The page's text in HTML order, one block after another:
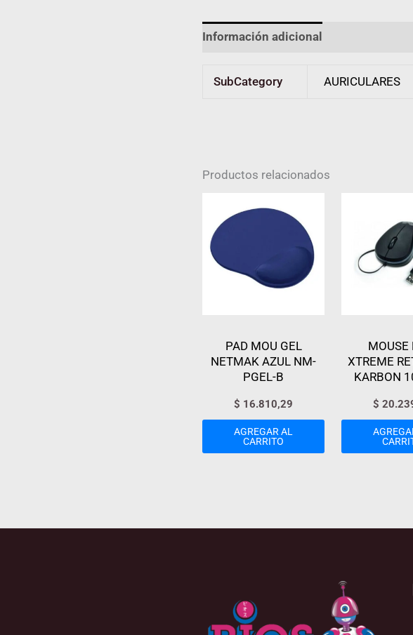
Información adicional
SubCategory AURICULARES
Productos relacionados
PAD MOU GEL
NETMAK AZUL NM-
PGEL-B
$ 16.810,29
AGREGAR AL
CARRITO
MOUSE
XTREME
KARBON
$